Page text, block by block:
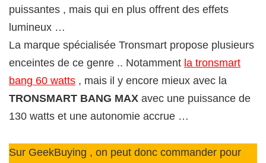
puissantes , mais qui en plus offrent des effets
lumineux …
La marque spécialisée Tronsmart propose plusieurs
enceintes de ce genre .. Notamment la tronsmart
bang 60 watts , mais il y encore mieux avec la
TRONSMART BANG MAX avec une puissance de
130 watts et une autonomie accrue …
Sur GeekBuying , on peut donc commander pour